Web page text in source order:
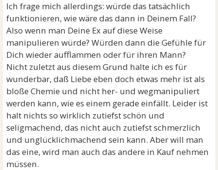
Ich frage mich allerdings: würde das tatsächlich
funktionieren, wie wäre das dann in Deinem Fall?
Also wenn man Deine Ex auf diese Weise
manipulieren würde? Würden dann die Gefühle für
Dich wieder aufflammen oder für ihren Mann?
Nicht zuletzt aus diesem Grund halte ich es für
wunderbar, daß Liebe eben doch etwas mehr ist als
bloße Chemie und nicht her- und wegmanipuliert
werden kann, wie es einem gerade einfällt. Leider ist
halt nichts so wirklich zutiefst schön und
seligmachend, das nicht auch zutiefst schmerzlich
und unglücklichmachend sein kann. Aber will man
das eine, wird man auch das andere in Kauf nehmen
müssen.